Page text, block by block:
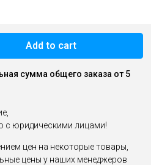
Add to cart
сумма общего заказа от 5
с юридическими лицами!
цен на некоторые товары,
цены у наших менеджеров